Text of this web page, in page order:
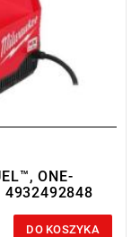
ONE-
4932492848
DO KOSZYKA